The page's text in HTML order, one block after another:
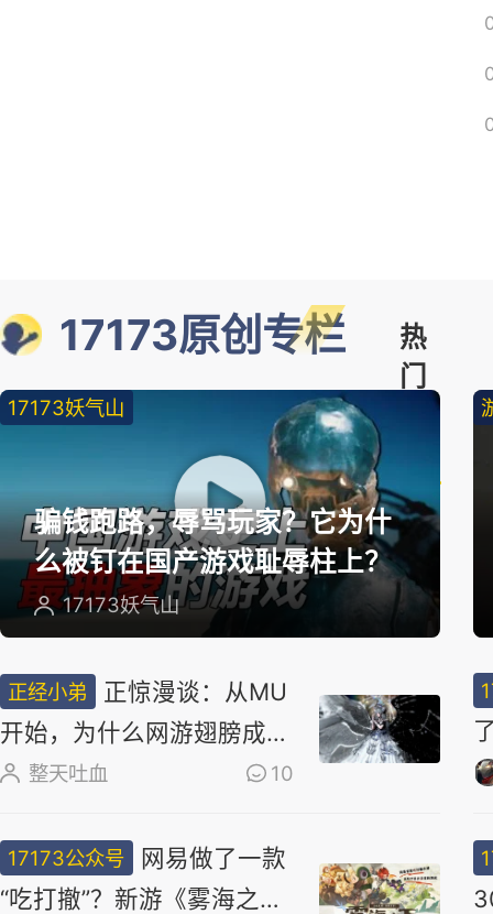
17173原创专栏
热
门
17173妖气山
骗钱跑路，辱骂玩家？它为什
么被钉在国产游戏耻辱柱上？
17173妖气山
正经小弟
正惊漫谈：从MU
开始，为什么网游翅膀成
了"躲不掉的刚需"？
整天吐血 10
17173公众号
网易做了一款
“吃打撤”？新游《雾海之